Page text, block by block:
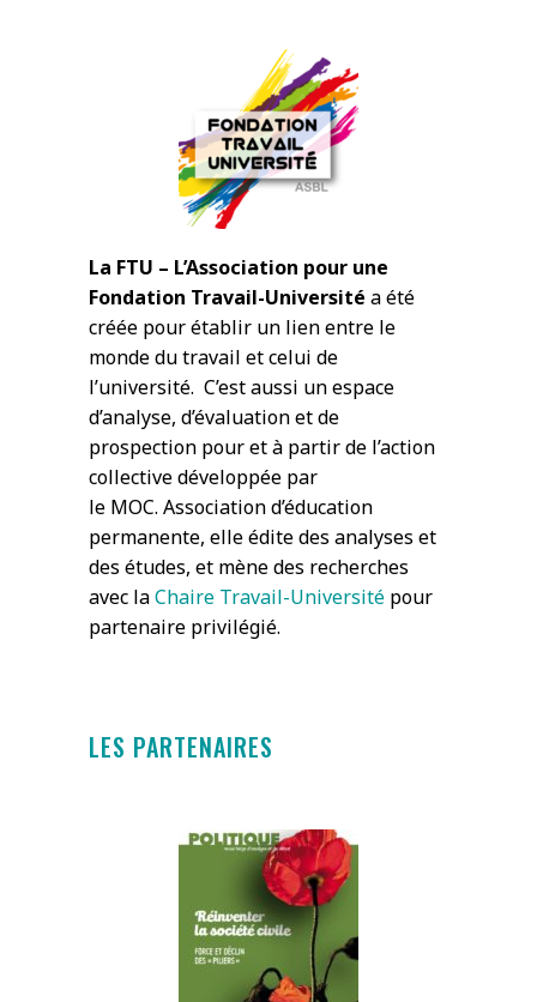
La FTU – L’Association pour une
Fondation Travail-Université a été
créée pour établir un lien entre le
monde du travail et celui de
l’université. C’est aussi un espace
d’analyse, d’évaluation et de
prospection pour et à partir de l’action
collective développée par
le MOC. Association d’éducation
permanente, elle édite des analyses et
des études, et mène des recherches
avec laChaire Travail-Université pour
partenaire privilégié.
LES PARTENAIRES